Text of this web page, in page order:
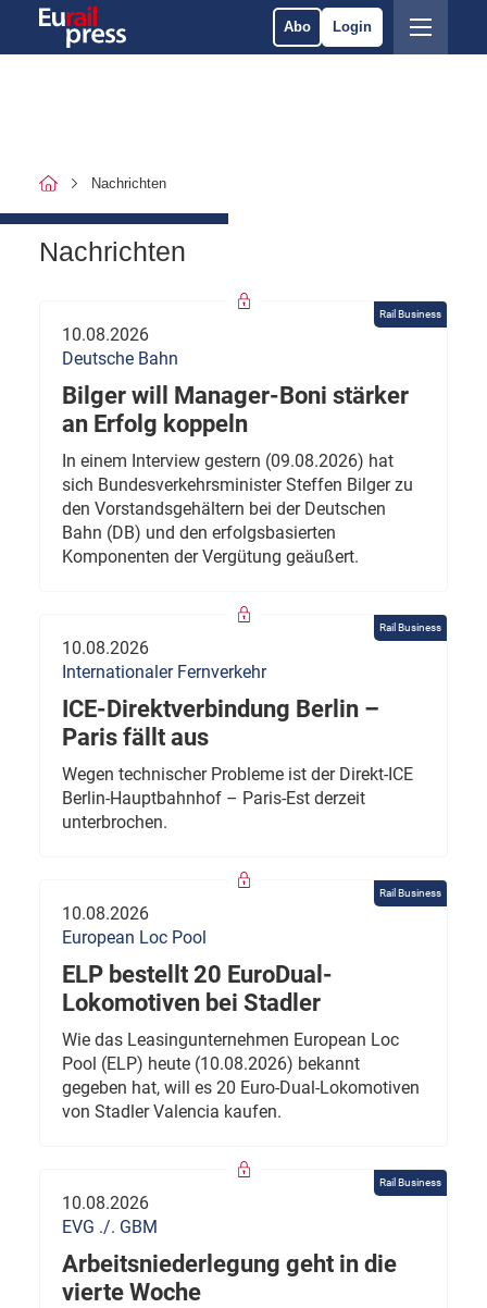
Abo Login
Nachrichten
Nachrichten
Rail Business
10.08.2026
Deutsche Bahn
Bilger will Manager-Boni stärker
an Erfolg koppeln
In einem Interview gestern (09.08.2026) hat
sich Bundesverkehrsminister Steffen Bilger zu
den Vorstandsgehältern bei der Deutschen
Bahn (DB) und den erfolgsbasierten
Komponenten der Vergütung geäußert.
Rail Business
10.08.2026
Internationaler Fernverkehr
ICE-Direktverbindung Berlin –
Paris fällt aus
Wegen technischer Probleme ist der Direkt-ICE
Berlin-Hauptbahnhof – Paris-Est derzeit
unterbrochen.
Rail Business
10.08.2026
European Loc Pool
ELP bestellt 20 EuroDual-
Lokomotiven bei Stadler
Wie das Leasingunternehmen European Loc
Pool (ELP) heute (10.08.2026) bekannt
gegeben hat, will es 20 Euro-Dual-Lokomotiven
von Stadler Valencia kaufen.
Rail Business
10.08.2026
EVG ./. GBM
Arbeitsniederlegung geht in die
vierte Woche